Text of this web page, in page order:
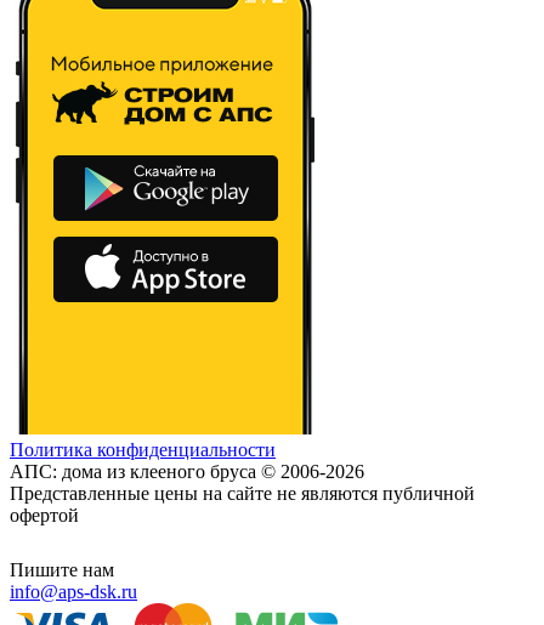
Политика конфиденциальности
АПС: дома из клееного бруса © 2006-2026
Представленные цены на сайте не являются публичной
офертой
Пишите нам
info@aps-dsk.ru